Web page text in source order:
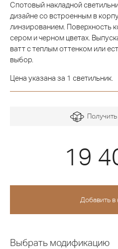
Спотовый накладной
дизайне со встроенным в
линзированием. Поверхность
сером и черном цветах.
ватт с теплым оттенком или
выбор.
Цена указана за 1 светильник.
Получить
19
Выбрать модификацию